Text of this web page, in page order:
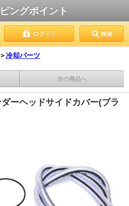
ングポイント
ログイン 検索
＞冷却パーツ
次の商品へ
ーヘッドサイドカバー(ブラ